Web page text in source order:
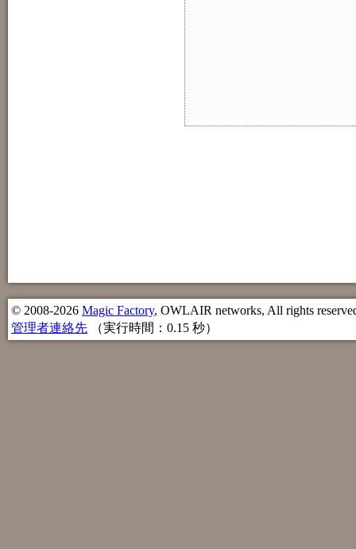
© 2008-2026 Magic Factory, OWLAIR networks, All rights
管理者連絡先 （実行時間：0.15 秒）